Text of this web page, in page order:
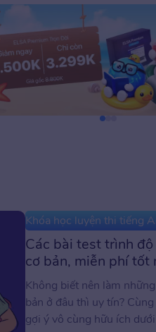
Khóa học luyện thi tiếng
Các bài test trình
cơ bản, miễn phí tốt
Không biết nên làm
bản ở đâu thì uy tín?
gợi ý vô cùng hữu ích